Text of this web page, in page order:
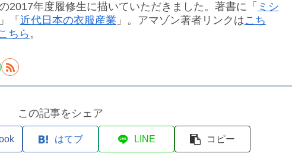
2017年度履修生に描いていただきました。著書に「 ミシ
」「 近代日本の衣服産業 」。アマゾン著者リンクはこち
ちら 。
この記事をシェア
はてブ LINE コピー